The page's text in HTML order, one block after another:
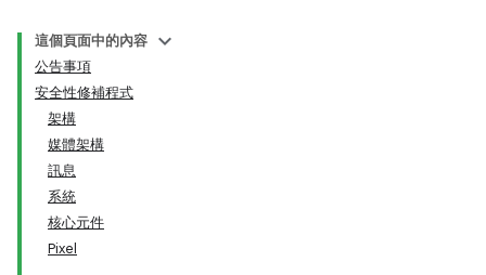
這個頁面中的內容
公告事項
安全性修補程式
架構
媒體架構
訊息
系統
核心元件
Pixel